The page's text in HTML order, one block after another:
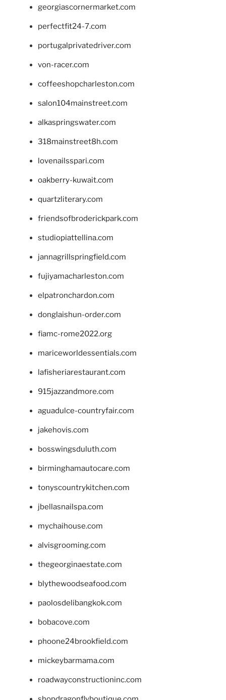
georgiascornermarket.com
perfectfit24-7.com
portugalprivatedriver.com
von-racer.com
coffeeshopcharleston.com
salon104mainstreet.com
alkaspringswater.com
318mainstreet8h.com
lovenailsspari.com
oakberry-kuwait.com
quartzliterary.com
friendsofbroderickpark.com
studiopiattellina.com
jannagrillspringfield.com
fujiyamacharleston.com
elpatronchardon.com
donglaishun-order.com
fiamc-rome2022.org
mariceworldessentials.com
lafisheriarestaurant.com
915jazzandmore.com
aguadulce-countryfair.com
jakehovis.com
bosswingsduluth.com
birminghamautocare.com
tonyscountrykitchen.com
jbellasnailspa.com
mychaihouse.com
alvisgrooming.com
thegeorginaestate.com
blythewoodseafood.com
paolosdelibangkok.com
bobacove.com
phoone24brookfield.com
mickeybarmama.com
roadwayconstructioninc.com